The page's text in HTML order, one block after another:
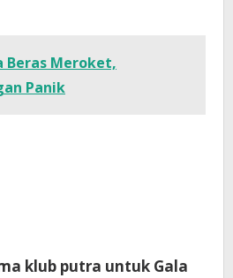
Beras Meroket,
Panik
klub putra untuk Gala